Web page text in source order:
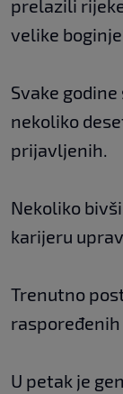
prelazili
velike
Svake
nekoliko
prijavljenih.
Nekoliko
karijeru
Trenutno
raspoređenih
U petak je